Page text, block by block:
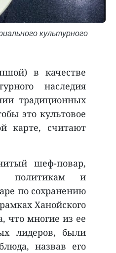
культурного
в качестве
наследия
традиционных
это культовое
карте, считают
шеф-повар,
политикам и
по сохранению
Ханойского
что многие из ее
лидеров, были
назвав его